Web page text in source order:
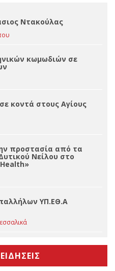
Ντακούλας
κωμωδιών σε
κοντά στους Αγίους
Νείλου στο
ΥΠ.ΕΘ.Α